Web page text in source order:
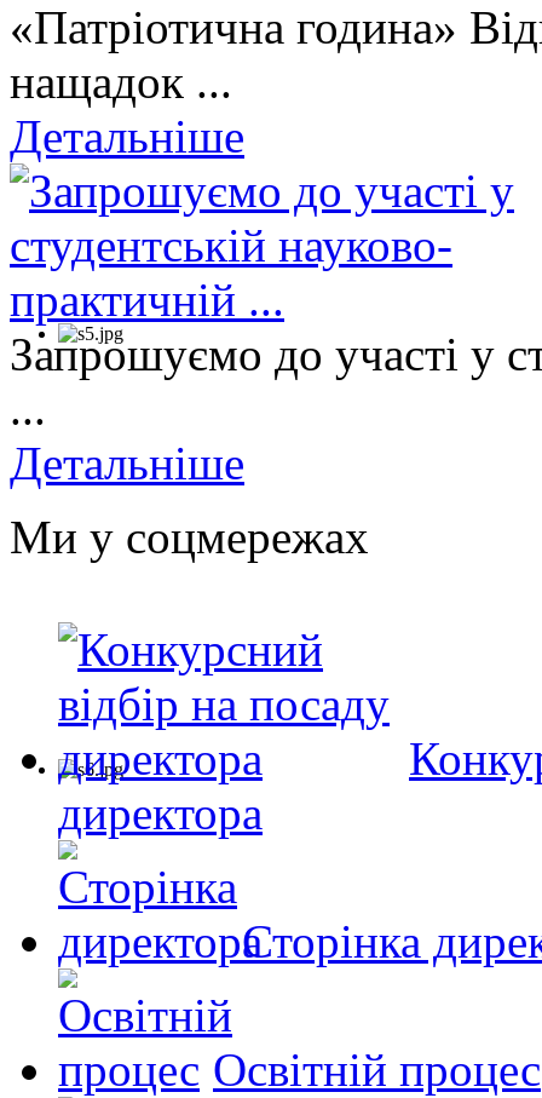
«Патріотична година»
нащадок ...
Детальніше
Запрошуємо до участі у
...
Детальніше
Ми у соцмережах
директора
Сторінка
Освітній процес